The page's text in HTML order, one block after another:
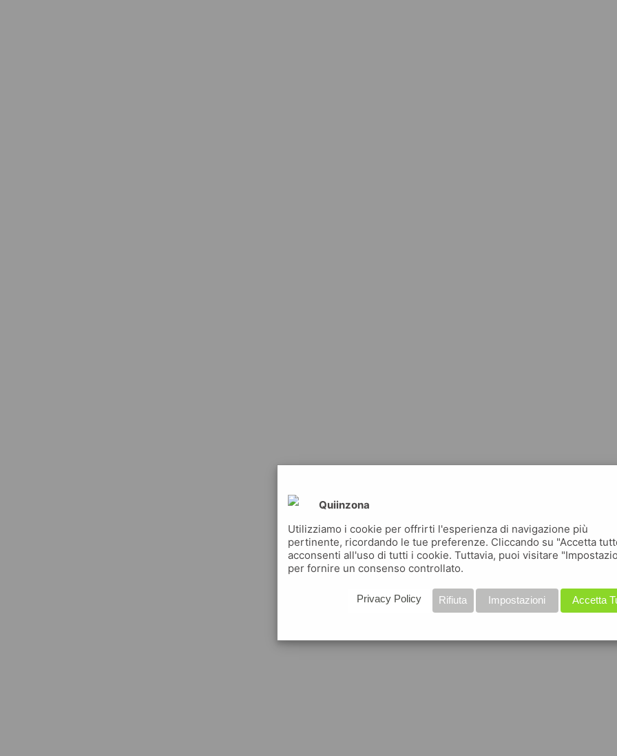
Quiinzona
Utilizziamo i cookie per offrirti l'esperienza di navigazione più
pertinente, ricordando le tue preferenze. Cliccando su "Accetta
acconsenti all'uso di tutti i cookie. Tuttavia, puoi visitare
per fornire un consenso controllato.
Accetta
Impostazioni
Rifiuta
Privacy Policy